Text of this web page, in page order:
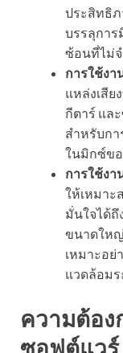
ประสิทธิ
บรรลุกา
ซ้อนที่ไม่จ
การใช้ง
แหล่งเสีย
กีตาร์ แล
สำหรับก
ในมิกซ์ข
การใช้งา
ให้เหมาะ
มั่นใจได้
ขนาดให
เหมาะอ
แวดล้อม
ความต้อง